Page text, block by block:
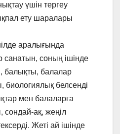
үшін тергеу
ықпал ету шаралары
аралығында
санатын, соның ішінде
балықты, балалар
белсенді
мен балаларға
сондай-ақ, жеңіл
Жеті ай ішінде